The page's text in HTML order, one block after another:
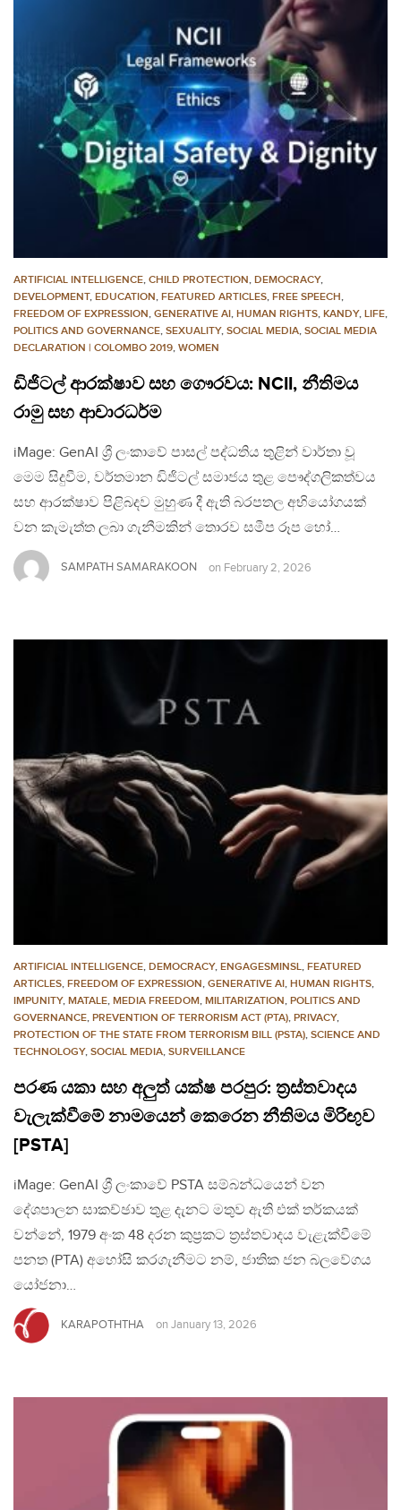
ARTIFICIAL INTELLIGENCE, CHILD PROTECTION, DEMOCRACY,
DEVELOPMENT, EDUCATION, FEATURED ARTICLES, FREE SPEECH,
FREEDOM OF EXPRESSION, GENERATIVE AI, HUMAN RIGHTS, KANDY, LIFE,
POLITICS AND GOVERNANCE, SEXUALITY, SOCIAL MEDIA, SOCIAL MEDIA
DECLARATION | COLOMBO 2019, WOMEN
ඩිජිටල් ආරක්ෂාව සහ ගෞරවය: NCII, නීතිමය
රාමු සහ ආචාරධර්ම
iMage: GenAI ශ්‍රී ලංකාවේ පාසල් පද්ධතිය තුළින් වාර්තා වූ
මෙම සිදුවීම, වර්තමාන ඩිජිටල් සමාජය තුළ පෞද්ගලිකත්වය
සහ ආරක්ෂාව පිළිබදව මුහුණ දී ඇති බරපතල අභියෝගයක්
වන කැමැත්ත ලබා ගැනීමකින් තොරව සමීප රූප හෝ…
SAMPATH SAMARAKOON on February 2, 2026
ARTIFICIAL INTELLIGENCE, DEMOCRACY, ENGAGESMINSL, FEATURED
ARTICLES, FREEDOM OF EXPRESSION, GENERATIVE AI, HUMAN RIGHTS,
IMPUNITY, MATALE, MEDIA FREEDOM, MILITARIZATION, POLITICS AND
GOVERNANCE, PREVENTION OF TERRORISM ACT (PTA), PRIVACY,
PROTECTION OF THE STATE FROM TERRORISM BILL (PSTA), SCIENCE AND
TECHNOLOGY, SOCIAL MEDIA, SURVEILLANCE
පරණ යකා සහ අලුත් යක්ෂ පරපුර: ත්‍රස්තවාදය
වැලැක්වීමේ නාමයෙන් කෙරෙන නීතිමය මිරිඟුව
[PSTA]
iMage: GenAI ශ්‍රී ලංකාවේ PSTA සම්බන්ධයෙන් වන
දේශපාලන සාකච්ඡාව තුළ දැනට මතුව ඇති එක් තර්කයක්
වන්නේ, 1979 අංක 48 දරන කුප්‍රකට ත්‍රස්තවාදය වැළැක්වීමේ
පනත (PTA) අහෝසි කරගැනීමට නම්, ජාතික ජන බලවේගය
යෝජනා…
KARAPOTHTHA on January 13, 2026